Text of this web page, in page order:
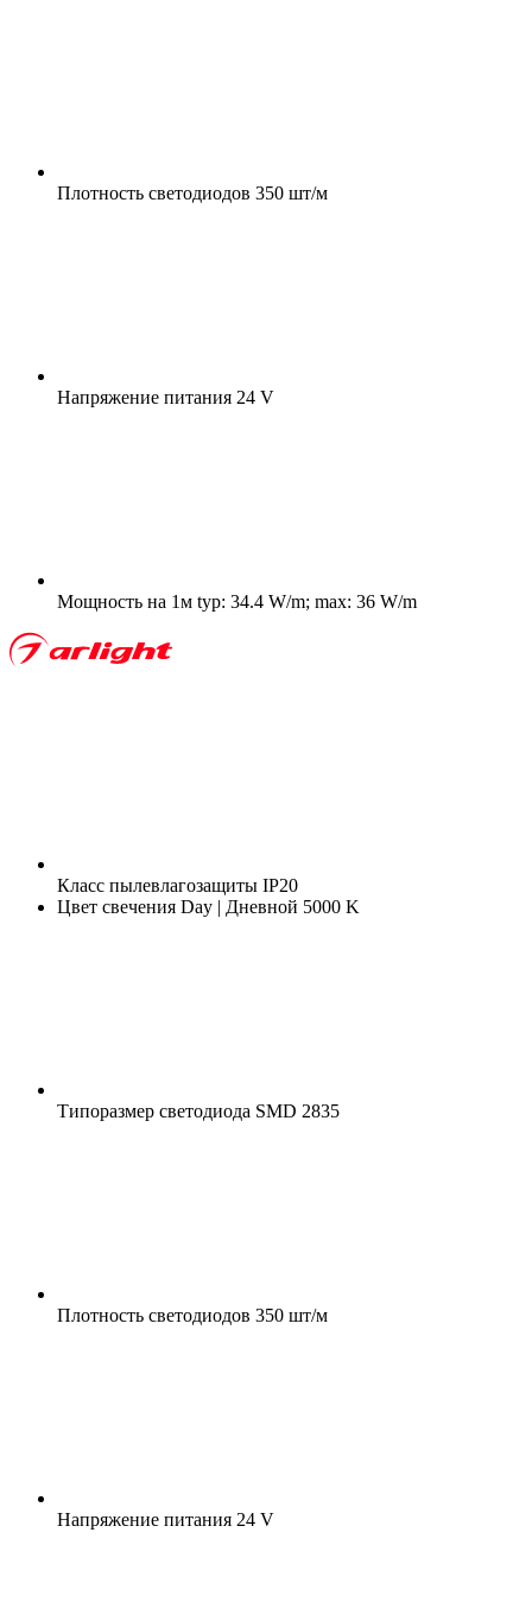
Плотность светодиодов 350 шт/м
Напряжение питания 24 V
Мощность на 1м typ: 34.4 W/m; max: 36 W/m
Класс пылевлагозащиты IP20
Цвет свечения Day | Дневной 5000 K
Типоразмер светодиода SMD 2835
Плотность светодиодов 350 шт/м
Напряжение питания 24 V